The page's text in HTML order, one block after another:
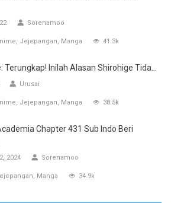
Sorenamoo
Jejepangan Manga 41.3k
Terungkap! Inilah Alasan Shirohige Tida...
Urusai
Jejepangan Manga 38.5k
Chapter 431 Sub Indo Beri
2024 Sorenamoo
Manga 34.9k